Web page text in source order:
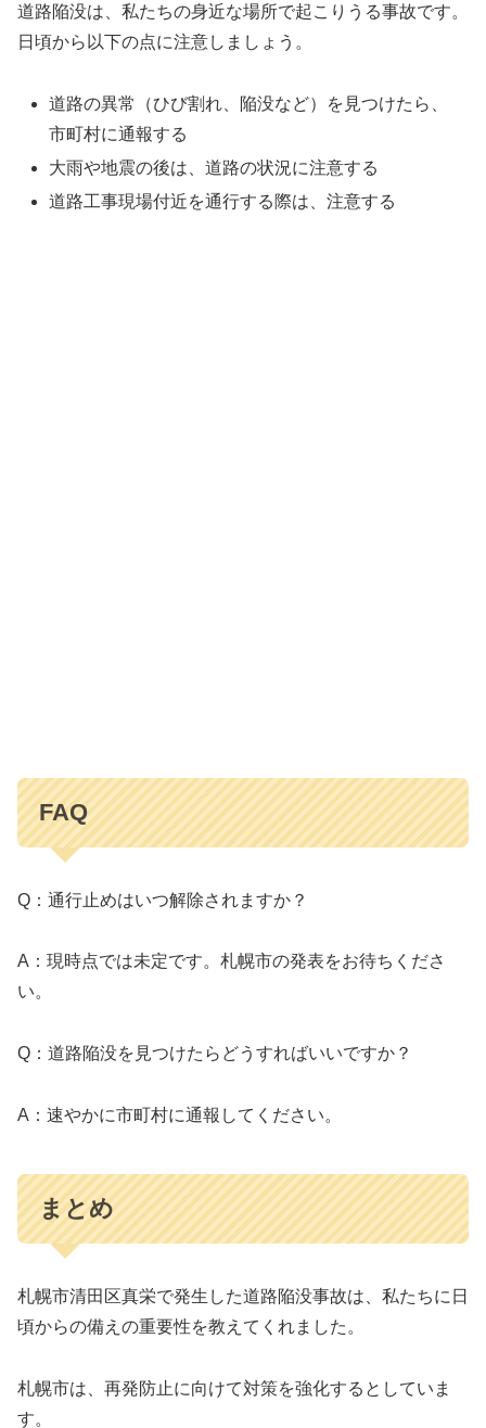
道路陥没は、私たちの身近な場所で起こりうる事故です。
日頃から以下の点に注意しましょう。
道路の異常（ひび割れ、陥没など）を見つけたら、
市町村に通報する
大雨や地震の後は、道路の状況に注意する
道路工事現場付近を通行する際は、注意する
FAQ
Q：通行止めはいつ解除されますか？
A：現時点では未定です。札幌市の発表をお待ちくださ
い。
Q：道路陥没を見つけたらどうすればいいですか？
A：速やかに市町村に通報してください。
まとめ
札幌市清田区真栄で発生した道路陥没事故は、私たちに日
頃からの備えの重要性を教えてくれました。
札幌市は、再発防止に向けて対策を強化するとしていま
す。